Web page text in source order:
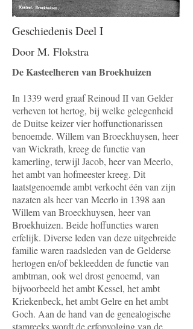
Geschiedenis Deel I
Door M. Flokstra
De Kasteelheren van Broekhuizen
In 1339 werd graaf Reinoud II van Gelder
verheven tot hertog, bij welke gelegenheid
de Duitse keizer vier hoffunctionarissen
benoemde. Willem van Broeckhuysen, heer
van Wickrath, kreeg de functie van
kamerling, terwijl Jacob, heer van Meerlo,
het ambt van hofmeester kreeg. Dit
laatstgenoemde ambt verkocht één van zijn
nazaten als heer van Meerlo in 1398 aan
Willem van Broeckhuysen, heer van
Broekhuizen. Beide hoffuncties waren
erfelijk. Diverse leden van deze uitgebreide
familie waren raadsleden van de Gelderse
hertogen en/of bekleedden de functie van
ambtman, ook wel drost genoemd, van
bijvoorbeeld het ambt Kessel, het ambt
Kriekenbeck, het ambt Gelre en het ambt
Goch. Aan de hand van de genealogische
stamreeks wordt de erfopvolging van de